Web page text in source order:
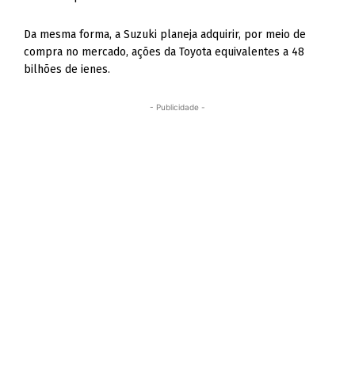
Da mesma forma, a Suzuki planeja adquirir, por meio de
compra no mercado, ações da Toyota equivalentes a 48
bilhões de ienes.
- Publicidade -